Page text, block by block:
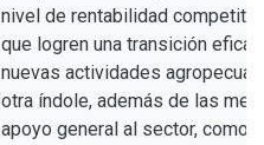
nivel de rentabilidad
que logren una transición
nuevas actividades
otra índole, además de las
apoyo general al sector, como